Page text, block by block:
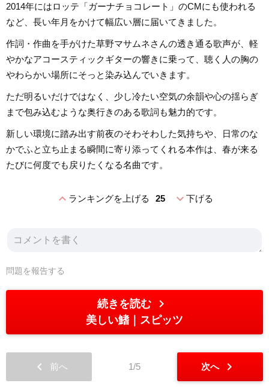
2014年にはロッテ「ガーナチョコレート」のCMにも使われる
など、長い年月をかけて幅広い層に届いてきました。
作詞・作曲を手がけた草野マサムネさんの透き通る歌声が、軽
やかなアコースティックギターの響きに乗って、聴く人の胸の
やわらかい場所にそっと染み込んでいきます。
ただ明るいだけではなく、少し冷たい空気の余韻や心の揺らぎ
まで包み込むような奥行きのある歌詞も魅力的です。
新しい環境に踏み出す前夜のそわそわした気持ちや、日常のな
かでふと立ち止まる瞬間に寄り添ってくれる本作は、春が来る
たびに何度でも戻りたくなる名曲です。
expand_lessランキングを上げる 25 expand_more下げる
問題を報告する
続きを読む chevron_right
美しい鰭 スピッツ
chevron_left 前へ 1/5 次へ chevron_right